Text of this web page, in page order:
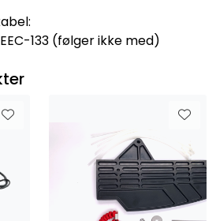
133 (følger ikke med)